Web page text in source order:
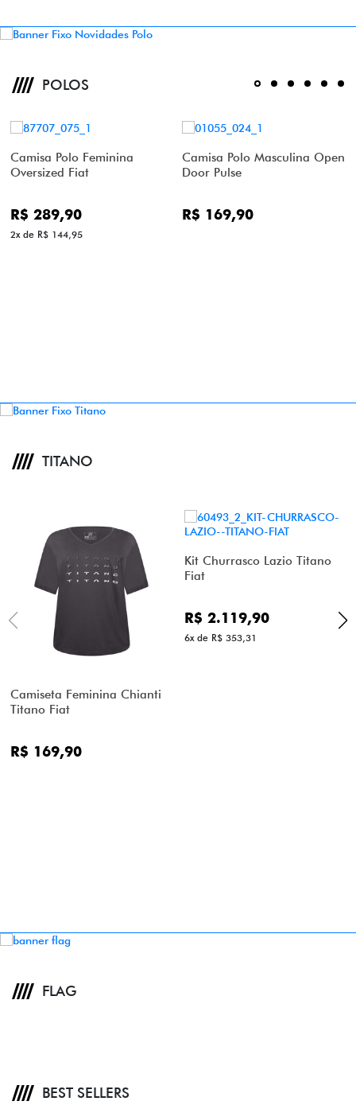
POLOS
Camisa Polo Feminina
Oversized Fiat
R$ 289,90
2x de R$ 144,95
Camisa Polo Masculina Open
Door Pulse
R$ 169,90
TITANO
Camiseta Feminina Chianti
Titano Fiat
R$ 169,90
Kit Churrasco Lazio Titano
Fiat
R$ 2.119,90
6x de R$ 353,31
FLAG
BEST SELLERS